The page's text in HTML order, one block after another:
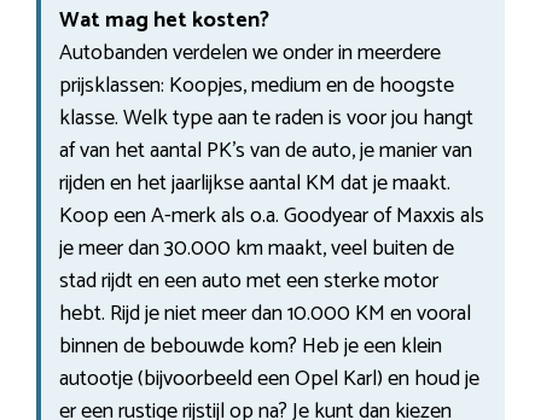
Wat mag het kosten?
Autobanden verdelen we onder in meerdere
prijsklassen: Koopjes, medium en de hoogste
klasse. Welk type aan te raden is voor jou hangt
af van het aantal PK’s van de auto, je manier van
rijden en het jaarlijkse aantal KM dat je maakt.
Koop een A-merk als o.a. Goodyear of Maxxis als
je meer dan 30.000 km maakt, veel buiten de
stad rijdt en een auto met een sterke motor
hebt. Rijd je niet meer dan 10.000 KM en vooral
binnen de bebouwde kom? Heb je een klein
autootje (bijvoorbeeld een Opel Karl) en houd je
er een rustige rijstijl op na? Je kunt dan kiezen